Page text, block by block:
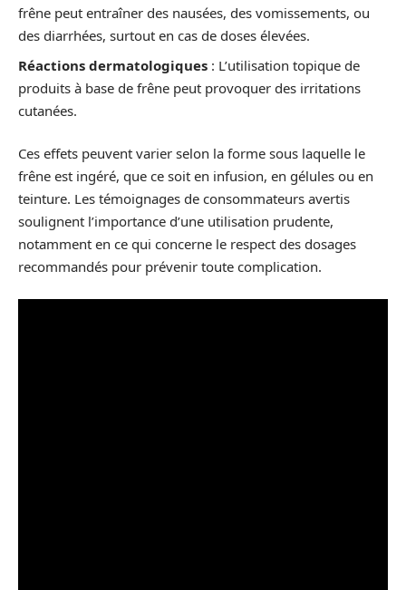
frêne peut entraîner des nausées, des vomissements, ou
des diarrhées, surtout en cas de doses élevées.
Réactions dermatologiques : L’utilisation topique de
produits à base de frêne peut provoquer des irritations
cutanées.
Ces effets peuvent varier selon la forme sous laquelle le
frêne est ingéré, que ce soit en infusion, en gélules ou en
teinture. Les témoignages de consommateurs avertis
soulignent l’importance d’une utilisation prudente,
notamment en ce qui concerne le respect des dosages
recommandés pour prévenir toute complication.